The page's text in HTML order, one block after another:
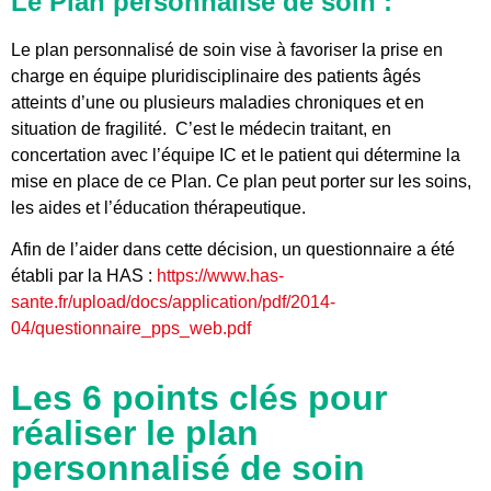
Le plan personnalisé de soin vise à favoriser la prise en
charge en équipe pluridisciplinaire des patients âgés
atteints d’une ou plusieurs maladies chroniques et en
situation de fragilité. C’est le médecin traitant, en
concertation avec l’équipe IC et le patient qui détermine la
mise en place de ce Plan. Ce plan peut porter sur les soins,
les aides et l’éducation thérapeutique.
Afin de l’aider dans cette décision, un questionnaire a été
établi par la HAS : https://www.has-
sante.fr/upload/docs/application/pdf/2014-
04/questionnaire_pps_web.pdf
Les 6 points clés pour
réaliser le plan
personnalisé de soin